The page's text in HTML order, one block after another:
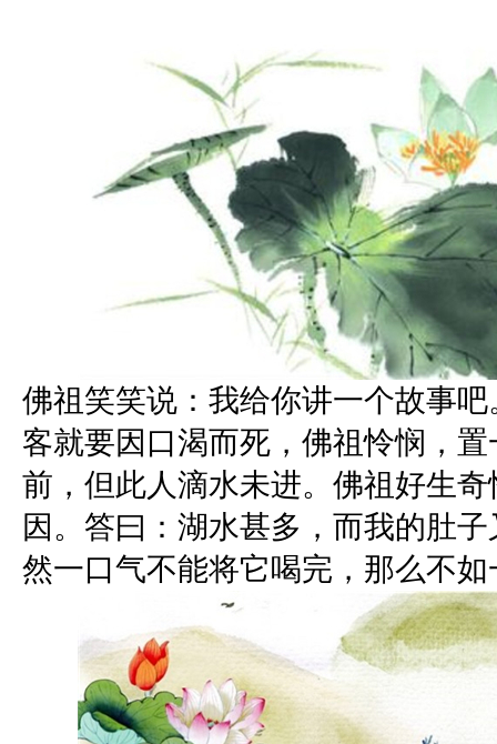
佛祖笑笑说：我给你讲一个故事
客就要因口渴而死，佛祖怜悯，
前，但此人滴水未进。佛祖好生
因。答曰：湖水甚多，而我的肚
然一口气不能将它喝完，那么不